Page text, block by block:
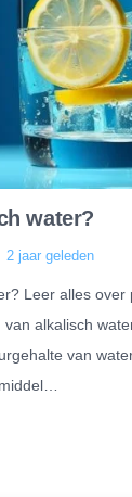
water?
2 jaar geleden
Leer alles
alkalisch
van